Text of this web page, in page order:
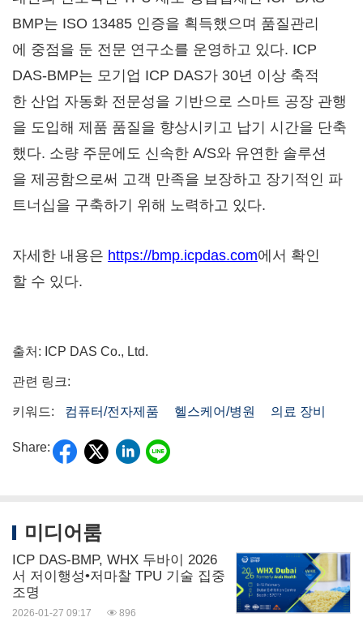
BMP는 ISO 13485 인증을 획득했으며 품질관리
에 중점을 둔 전문 연구소를 운영하고 있다. ICP
DAS-BMP는 모기업 ICP DAS가 30년 이상 축적
한 산업 자동화 전문성을 기반으로 스마트 공장 관행
을 도입해 제품 품질을 향상시키고 납기 시간을 단축
했다. 소량 주문에도 신속한 A/S와 유연한 솔루션
을 제공함으로써 고객 만족을 보장하고 장기적인 파
트너십을 구축하기 위해 노력하고 있다.
자세한 내용은 https://bmp.icpdas.com에서 확인
할 수 있다.
출처: ICP DAS Co., Ltd.
관련 링크:
키워드: 컴퓨터/전자제품 헬스케어/병원 의료 장비
Share:
미디어룸
ICP DAS-BMP, WHX 두바이 2026
서 저이행성•저마찰 TPU 기술 집중
조명
2026-01-27 09:17 896